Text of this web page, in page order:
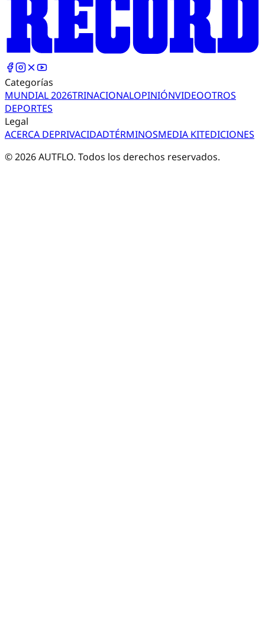
Categorías
MUNDIAL 2026TRINACIONALOPINIÓNVIDEOOTROS
DEPORTES
Legal
ACERCA DEPRIVACIDADTÉRMINOSMEDIA KITEDICIONES
©2026AUTFLO. Todos los derechos reservados.